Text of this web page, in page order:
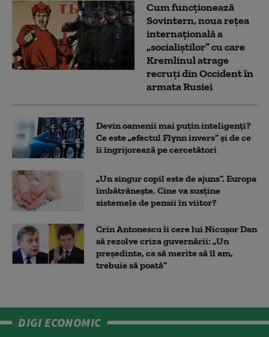
Cum funcționează
Sovintern, noua rețea
internațională a
„socialiștilor” cu care
Kremlinul atrage
recruți din Occident în
armata Rusiei
Devin oamenii mai puțin inteligenți?
Ce este „efectul Flynn invers” și de ce
îi îngrijorează pe cercetători
„Un singur copil este de ajuns”. Europa
îmbătrânește. Cine va susține
sistemele de pensii în viitor?
Crin Antonescu îi cere lui Nicușor Dan
să rezolve criza guvernării: „Un
președinte, ca să merite să îl am,
trebuie să poată”
DIGI ECONOMIC